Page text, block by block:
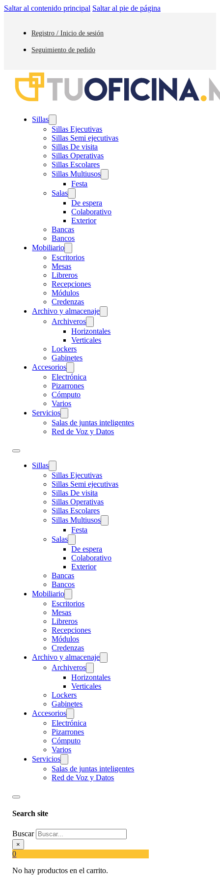
Saltar al contenido principal Saltar al pie de página
Registro / Inicio de sesión
Seguimiento de pedido
Sillas
Sillas Ejecutivas
Sillas Semi ejecutivas
Sillas De visita
Sillas Operativas
Sillas Escolares
Sillas Multiusos
Festa
Salas
De espera
Colaborativo
Exterior
Bancas
Bancos
Mobiliario
Escritorios
Mesas
Libreros
Recepciones
Módulos
Credenzas
Archivo y almacenaje
Archiveros
Horizontales
Verticales
Lockers
Gabinetes
Accesorios
Electrónica
Pizarrones
Cómputo
Varios
Servicios
Salas de juntas inteligentes
Red de Voz y Datos
Sillas
Sillas Ejecutivas
Sillas Semi ejecutivas
Sillas De visita
Sillas Operativas
Sillas Escolares
Sillas Multiusos
Festa
Salas
De espera
Colaborativo
Exterior
Bancas
Bancos
Mobiliario
Escritorios
Mesas
Libreros
Recepciones
Módulos
Credenzas
Archivo y almacenaje
Archiveros
Horizontales
Verticales
Lockers
Gabinetes
Accesorios
Electrónica
Pizarrones
Cómputo
Varios
Servicios
Salas de juntas inteligentes
Red de Voz y Datos
Search site
Buscar
×
0
No hay productos en el carrito.